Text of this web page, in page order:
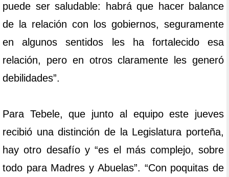
puede ser saludable: habrá que hacer balance
de la relación con los gobiernos, seguramente
en algunos sentidos les ha fortalecido esa
relación, pero en otros claramente les generó
debilidades”.
Para Tebele, que junto al equipo este jueves
recibió una distinción de la Legislatura porteña,
hay otro desafío y “es el más complejo, sobre
todo para Madres y Abuelas”. “Con poquitas de